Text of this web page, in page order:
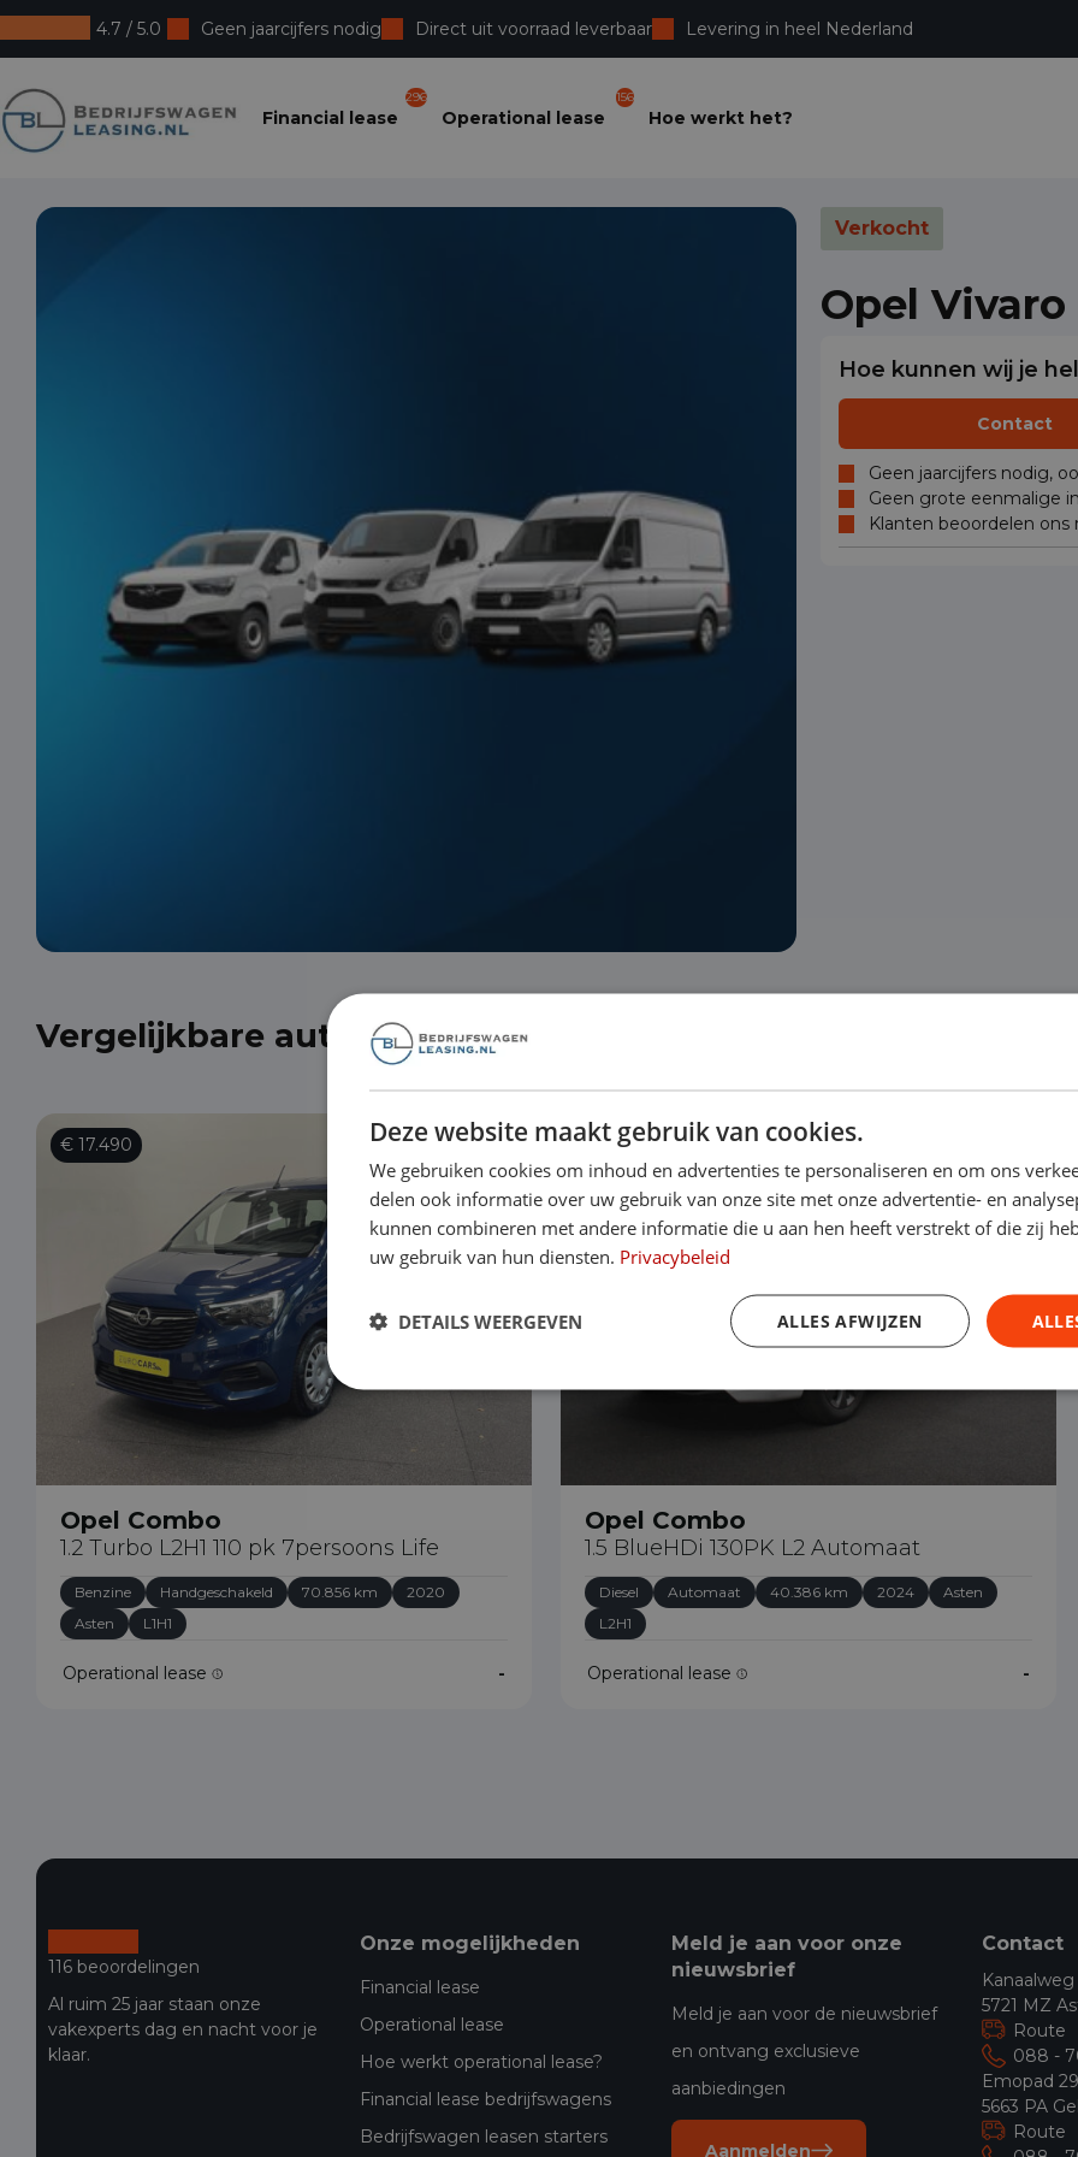
4.7 / 5.0 Geen jaarcijfers nodig Direct uit voorraad leverbaar Levering in heel Nederland
Bedrijfswagenleasing
Financial lease
296
Operational lease
156
Hoe werkt het?
Verkocht
Opel Vivaro
Hoe kunnen wij je
Contact
Geen jaarcijfers nodig,
Geen grote eenmalige
Klanten beoordelen
Vergelijkbare auto's uit onze voorraad
€ 17.490
Opel Combo
1.2 Turbo L2H1 110 pk 7persoons Life
Benzine Handgeschakeld 70.856 km
2020
Asten
L1H1
Operational lease -
€ 23.890
Opel Combo
1.5 BlueHDi 130PK L2 Automaat
Diesel Automaat 40.386 km 2024
Asten
L2H1
Operational lease -
116 beoordelingen
Al ruim 25 jaar staan onze
vakexperts dag en nacht voor je
klaar.
Onze mogelijkheden
Financial lease
Operational lease
Hoe werkt operational lease?
Financial lease bedrijfswagens
Bedrijfswagen leasen starters
Meld je aan voor onze
nieuwsbrief
Meld je aan voor de nieuwsbrief
en ontvang exclusieve
aanbiedingen
Aanmelden
Contact
5721 MZ
Route
088 -
Emopad
5663 PA
Route
Deze website maakt gebruik van cookies.
We gebruiken cookies om inhoud en advertenties te personaliseren en om ons
delen ook informatie over uw gebruik van onze site met onze advertentie- en
kunnen combineren met andere informatie die u aan hen heeft verstrekt of die zij
uw gebruik van hun diensten. Privacybeleid
ALLES AFWIJZEN
DETAILS WEERGEVEN